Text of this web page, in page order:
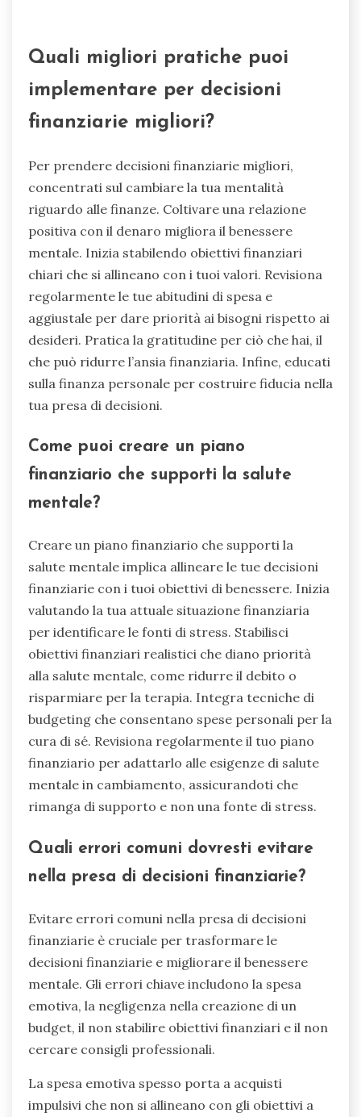
di perseguire iniziative redditizie. Affrontare
queste barriere attraverso la ristrutturazione
cognitiva può trasformare le decisioni
finanziarie e migliorare il benessere mentale.
Quali migliori pratiche puoi
implementare per decisioni
finanziarie migliori?
Per prendere decisioni finanziarie migliori,
concentrati sul cambiare la tua mentalità
riguardo alle finanze. Coltivare una relazione
mentale. Inizia stabilendo obiettivi finanziari
chiari che si allineano con i tuoi valori. Revisiona
regolarmente le tue abitudini di spesa e
aggiustale per dare priorità ai bisogni rispetto ai
desideri. Pratica la gratitudine per ciò che hai, il
che può ridurre l’ansia finanziaria. Infine, educati
sulla finanza personale per costruire fiducia nella
tua presa di decisioni.
Come puoi creare un piano
finanziario che supporti la salute
mentale?
salute mentale implica allineare le tue decisioni
finanziarie con i tuoi obiettivi di benessere. Inizia
per identificare le fonti di stress. Stabilisci
obiettivi finanziari realistici che diano priorità
alla salute mentale, come ridurre il debito o
risparmiare per la terapia. Integra tecniche di
budgeting che consentano spese personali per la
cura di sé. Revisiona regolarmente il tuo piano
finanziario per adattarlo alle esigenze di salute
rimanga di supporto e non una fonte di stress.